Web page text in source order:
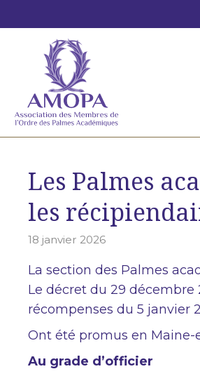
au
contenu
Les Palmes
les
18 janvier 2026
La section des Palmes
Le décret du 29
récompenses du 5 janvier
Ont été promus en Maine-
Au grade d’officier